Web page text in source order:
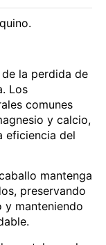
la perdida de
Los
comunes
y calcio,
eficiencia del
mantenga
preservando
y manteniendo